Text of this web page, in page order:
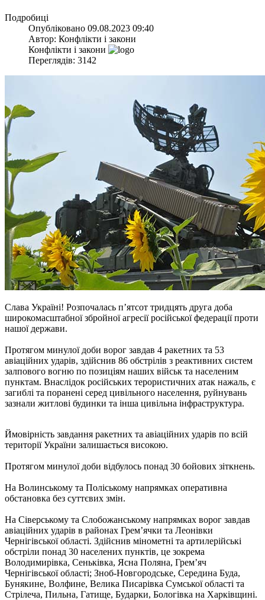
Подробиці
Опубліковано 09.08.2023 09:40
Автор: Конфлікти і закони
Конфлікти і закони
Переглядів: 3142
Слава Україні! Розпочалась п’ятсот тридцять друга доба
широкомасштабної збройної агресії російської федерації проти
нашої держави.
Протягом минулої доби ворог завдав 4 ракетних та 53
авіаційних ударів, здійснив 86 обстрілів з реактивних систем
залпового вогню по позиціям наших військ та населеним
пунктам. Внаслідок російських терористичних атак нажаль, є
загиблі та поранені серед цивільного населення, руйнувань
зазнали житлові будинки та інша цивільна інфраструктура.
Ймовірність завдання ракетних та авіаційних ударів по всій
території України залишається високою.
Протягом минулої доби відбулось понад 30 бойових зіткнень.
На Волинському та Поліському напрямках оперативна
обстановка без суттєвих змін.
На Сіверському та Слобожанському напрямках ворог завдав
авіаційних ударів в районах Грем’ячки та Леонівки
Чернігівської області. Здійснив мінометні та артилерійські
обстріли понад 30 населених пунктів, це зокрема
Володимирівка, Сеньківка, Ясна Поляна, Грем’яч
Чернігівської області; Зноб-Новгородське, Середина Буда,
Бунякине, Волфине, Велика Писарівка Сумської області та
Стрілеча, Пильна, Гатище, Бударки, Бологівка на Харківщині.